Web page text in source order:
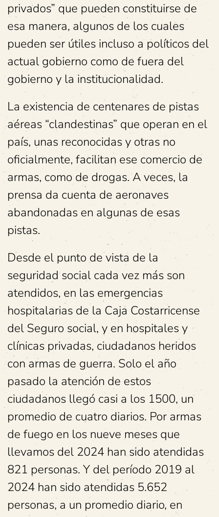
privados” que pueden constituirse de
esa manera, algunos de los cuales
pueden ser útiles incluso a políticos del
actual gobierno como de fuera del
gobierno y la institucionalidad.
La existencia de centenares de pistas
aéreas “clandestinas” que operan en el
país, unas reconocidas y otras no
oficialmente, facilitan ese comercio de
armas, como de drogas. A veces, la
prensa da cuenta de aeronaves
abandonadas en algunas de esas
pistas.
Desde el punto de vista de la
seguridad social cada vez más son
atendidos, en las emergencias
hospitalarias de la Caja Costarricense
del Seguro social, y en hospitales y
clínicas privadas, ciudadanos heridos
con armas de guerra. Solo el año
pasado la atención de estos
ciudadanos llegó casi a los 1500, un
promedio de cuatro diarios. Por armas
de fuego en los nueve meses que
llevamos del 2024 han sido atendidas
821 personas. Y del período 2019 al
2024 han sido atendidas 5.652
personas, a un promedio diario, en